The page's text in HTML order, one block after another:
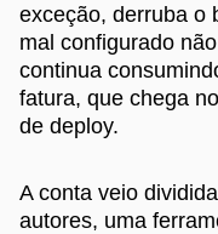
exceção, derruba o
mal configurado
continua
fatura, que chega
de deploy.
A conta veio
autores, uma